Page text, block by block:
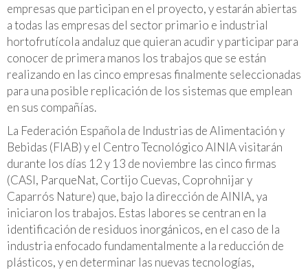
empresas que participan en el proyecto, y estarán abiertas
a todas las empresas del sector primario e industrial
hortofrutícola andaluz que quieran acudir y participar para
conocer de primera manos los trabajos que se están
realizando en las cinco empresas finalmente seleccionadas
para una posible replicación de los sistemas que emplean
en sus compañías.
La Federación Española de Industrias de Alimentación y
Bebidas (FIAB) y el Centro Tecnológico AINIA visitarán
durante los días 12 y 13 de noviembre las cinco firmas
(CASI, ParqueNat, Cortijo Cuevas, Coprohnijar y
Caparrós Nature) que, bajo la dirección de AINIA, ya
iniciaron los trabajos. Estas labores se centran en la
identificación de residuos inorgánicos, en el caso de la
industria enfocado fundamentalmente a la reducción de
plásticos, y en determinar las nuevas tecnologías,